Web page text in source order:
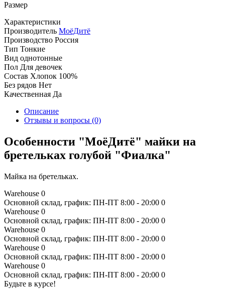
Размер
Характеристики
Производитель МоёДитё
Производство Россия
Тип Тонкие
Вид однотонные
Пол Для девочек
Состав Хлопок 100%
Без рядов Нет
Качественная Да
Описание
Отзывы и вопросы (0)
Особенности "МоёДитё" майки на
бретельках голубой "Фиалка"
Майка на бретельках.
Warehouse 0
Основной склад, график: ПН-ПТ 8:00 - 20:00 0
Warehouse 0
Основной склад, график: ПН-ПТ 8:00 - 20:00 0
Warehouse 0
Основной склад, график: ПН-ПТ 8:00 - 20:00 0
Warehouse 0
Основной склад, график: ПН-ПТ 8:00 - 20:00 0
Warehouse 0
Основной склад, график: ПН-ПТ 8:00 - 20:00 0
Будьте в курсе!